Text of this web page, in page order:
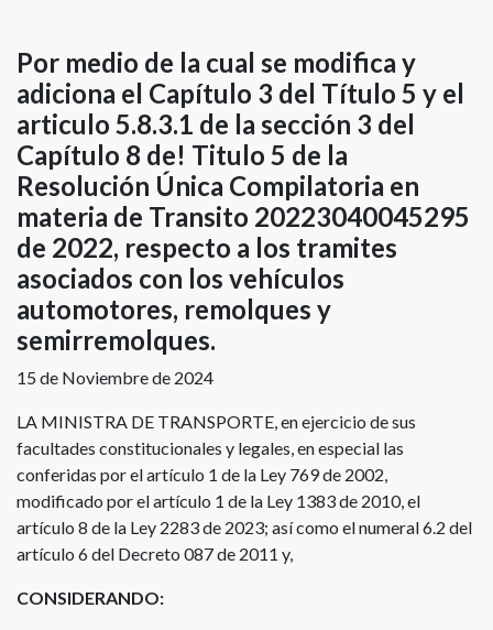
Por medio de la cual se modifica y
adiciona el Capítulo 3 del Título 5 y el
articulo 5.8.3.1 de la sección 3 del
Capítulo 8 de! Titulo 5 de la
Resolución Única Compilatoria en
materia de Transito 20223040045295
de 2022, respecto a los tramites
asociados con los vehículos
automotores, remolques y
semirremolques.
15 de Noviembre de 2024
LA MINISTRA DE TRANSPORTE, en ejercicio de sus
facultades constitucionales y legales, en especial las
conferidas por el artículo 1 de la Ley 769 de 2002,
modificado por el artículo 1 de la Ley 1383 de 2010, el
artículo 8 de la Ley 2283 de 2023; así como el numeral 6.2 del
artículo 6 del Decreto 087 de 2011 y,
CONSIDERANDO: